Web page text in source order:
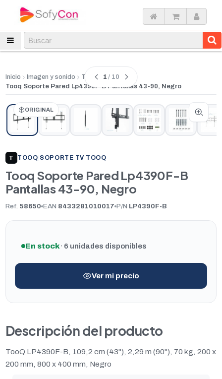
Inicio Imagen y sonido Tv
Soporte tv
Tooq Soporte Pared Lp4390F-B Pantallas 43-90, Negro
ORIGINAL
1 / 10
T TOOQ SOPORTE TV TOOQ
Tooq Soporte Pared Lp4390F-B
Pantallas 43-90, Negro
Ref. 58650 EAN 8433281010017 P/N LP4390F-B
En stock· 6 unidades disponibles
Ver mi precio
Descripción del producto
TooQ LP4390F-B, 109,2 cm (43"), 2,29 m (90"), 70 kg, 200 x
200 mm, 800 x 400 mm, Negro